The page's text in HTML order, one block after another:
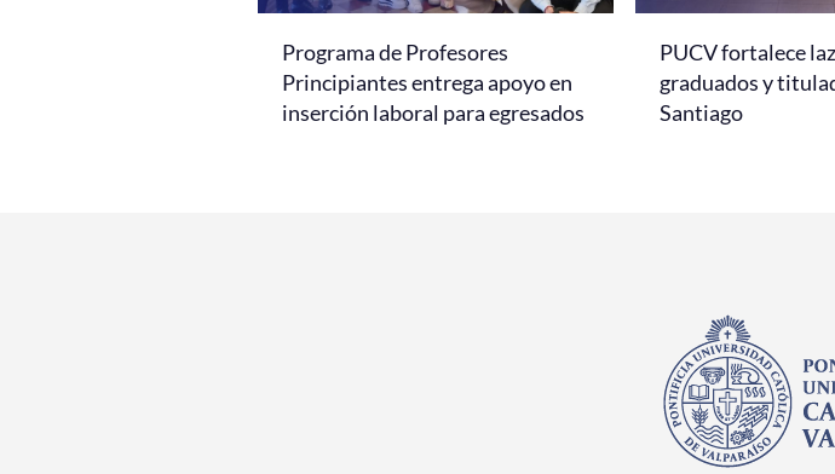
Programa de Profesores
Principiantes entrega apoyo en
inserción laboral para egresados
PUCV fortalece
graduados y
Santiago